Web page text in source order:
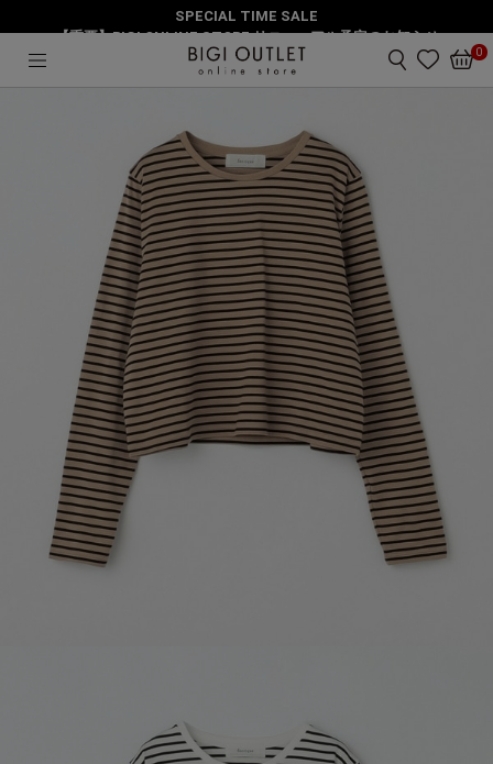
SPECIAL TIME SALE
【重要】BIGI ONLINE STORE リニューアル予定のお知らせ
0
トップス ボーダーコンパクトトップス